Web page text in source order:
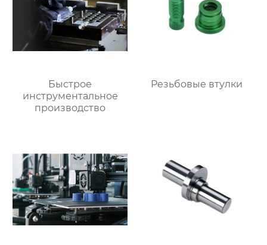
Быстрое
инструментальное
производство
Резьбовые втулки